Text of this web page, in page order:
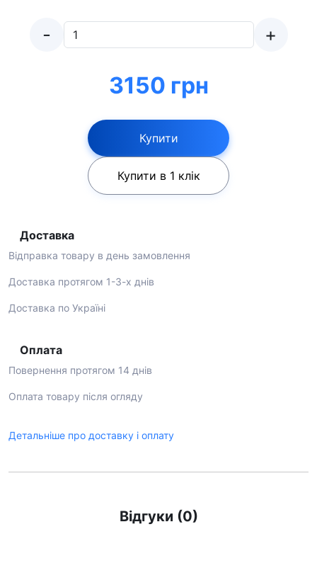
- +
3150 грн
Купити
Купити в 1 клік
Доставка
Відправка товару в день замовлення
Доставка протягом 1-3-х днів
Доставка по Україні
Оплата
Повернення протягом 14 днів
Оплата товару після огляду
Детальніше про доставку і оплату
Відгуки (0)